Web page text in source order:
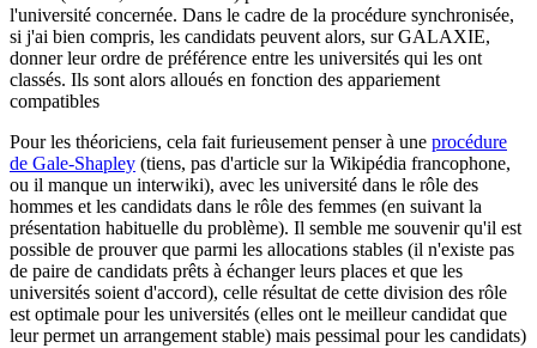
l'université concernée. Dans le cadre de la procédure synchronisée,
si j'ai bien compris, les candidats peuvent alors, sur GALAXIE,
donner leur ordre de préférence entre les universités qui les ont
classés. Ils sont alors alloués en fonction des appariement
compatibles
Pour les théoriciens, cela fait furieusement penser à une procédure
de Gale-Shapley (tiens, pas d'article sur la Wikipédia francophone,
ou il manque un interwiki), avec les université dans le rôle des
hommes et les candidats dans le rôle des femmes (en suivant la
présentation habituelle du problème). Il semble me souvenir qu'il est
possible de prouver que parmi les allocations stables (il n'existe pas
de paire de candidats prêts à échanger leurs places et que les
universités soient d'accord), celle résultat de cette division des rôle
est optimale pour les universités (elles ont le meilleur candidat que
leur permet un arrangement stable) mais pessimal pour les candidats)